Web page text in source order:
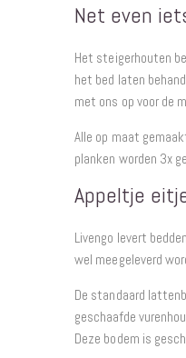
Net even
Het steigerhouten
het bed laten
met ons op voor de
Alle op maat
planken worden 3x
Appeltje
Livengo levert
wel meegeleverd
De standaard
geschaafde
Deze bodem is